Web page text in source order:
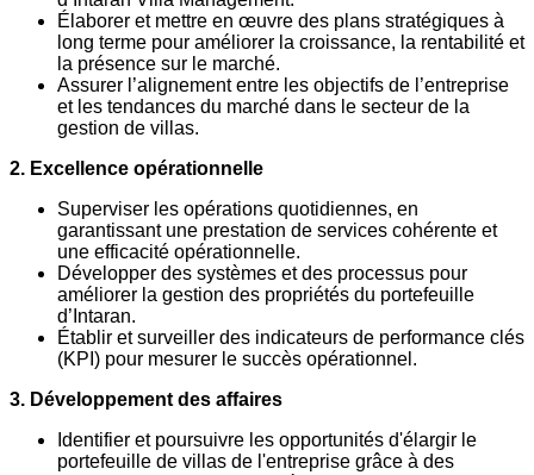
Élaborer et mettre en œuvre des plans stratégiques à
long terme pour améliorer la croissance, la rentabilité et
la présence sur le marché.
Assurer l’alignement entre les objectifs de l’entreprise
et les tendances du marché dans le secteur de la
gestion de villas.
2. Excellence opérationnelle
Superviser les opérations quotidiennes, en
garantissant une prestation de services cohérente et
une efficacité opérationnelle.
Développer des systèmes et des processus pour
améliorer la gestion des propriétés du portefeuille
d’Intaran.
Établir et surveiller des indicateurs de performance clés
(KPI) pour mesurer le succès opérationnel.
3. Développement des affaires
Identifier et poursuivre les opportunités d'élargir le
portefeuille de villas de l'entreprise grâce à des